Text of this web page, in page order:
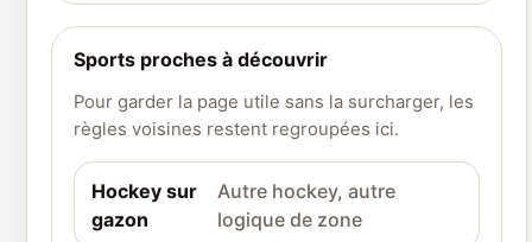
Sports proches à découvrir
Pour garder la page utile sans la surcharger, les
règles voisines restent regroupées ici.
Hockey sur
gazon
Autre hockey, autre
logique de zone